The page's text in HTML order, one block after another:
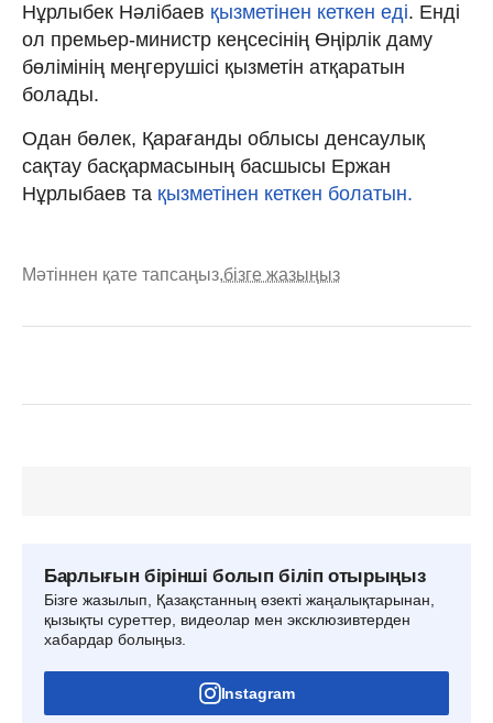
Нұрлыбек Нәлібаев қызметінен кеткен еді. Енді
ол премьер-министр кеңсесінің Өңірлік даму
бөлімінің меңгерушісі қызметін атқаратын
болады.
Одан бөлек, Қарағанды облысы денсаулық
сақтау басқармасының басшысы Ержан
Нұрлыбаев та қызметінен кеткен болатын.
Мәтіннен қате тапсаңыз,бізге жазыңыз
Барлығын бірінші болып біліп отырыңыз
Бізге жазылып, Қазақстанның өзекті жаңалықтарынан,
қызықты суреттер, видеолар мен эксклюзивтерден
хабардар болыңыз.
Instagram